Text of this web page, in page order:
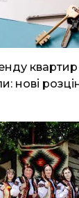
нові